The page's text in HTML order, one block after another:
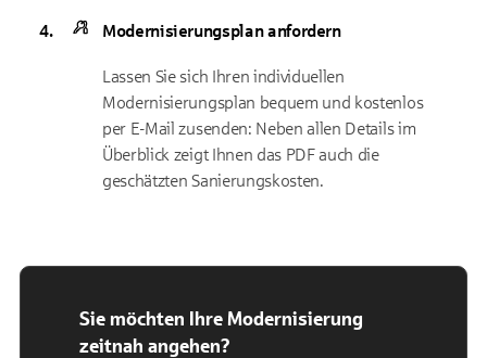
Modernisierungsplan anfordern
Lassen Sie sich Ihren individuellen
Modernisierungsplan bequem und kostenlos
per E-Mail zusenden: Neben allen Details im
Überblick zeigt Ihnen das PDF auch die
geschätzten Sanierungskosten.
Sie möchten Ihre Modernisierung
zeitnah angehen?